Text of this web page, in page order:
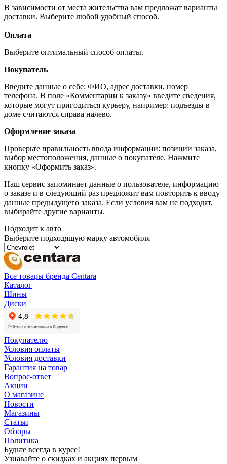
В зависимости от места жительства вам предложат варианты
доставки. Выберите любой удобный способ.
Оплата
Выберите оптимальный способ оплаты.
Покупатель
Введите данные о себе: ФИО, адрес доставки, номер
телефона. В поле «Комментарии к заказу» введите сведения,
которые могут пригодиться курьеру, например: подъезды в
доме считаются справа налево.
Оформление заказа
Проверьте правильность ввода информации: позиции заказа,
выбор местоположения, данные о покупателе. Нажмите
кнопку «Оформить заказ».
Наш сервис запоминает данные о пользователе, информацию
о заказе и в следующий раз предложит вам повторить к вводу
данные предыдущего заказа. Если условия вам не подходят,
выбирайте другие варианты.
Подходит к авто
Выберите подходящую марку автомобиля
Все товары бренда Centara
Каталог
Шины
Диски
Покупателю
Условия оплаты
Условия доставки
Гарантия на товар
Вопрос-ответ
Акции
О магазине
Новости
Магазины
Статьи
Обзоры
Политика
Будьте всегда в курсе!
Узнавайте о скидках и акциях первым